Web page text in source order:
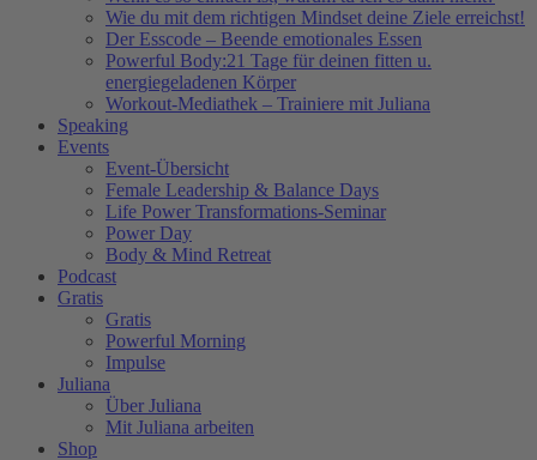
Wie du mit dem richtigen Mindset deine Ziele erreichst!
Der Esscode – Beende emotionales Essen
Powerful Body:21 Tage für deinen fitten u.
energiegeladenen Körper
Workout-Mediathek – Trainiere mit Juliana
Speaking
Events
Event-Übersicht
Female Leadership & Balance Days
Life Power Transformations-Seminar
Power Day
Body & Mind Retreat
Podcast
Gratis
Gratis
Powerful Morning
Impulse
Juliana
Über Juliana
Mit Juliana arbeiten
Shop